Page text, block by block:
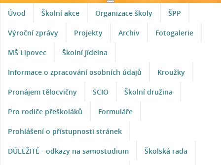
Úvod Školní akce Organizace školy ŠPP
Výroční zprávy Projekty Archiv Fotogalerie
MŠ Lipovec Školní jídelna
Informace o zpracování osobních údajů Kroužky
Pronájem tělocvičny SCIO Školní družina
Pro rodiče přeškoláků Formuláře
Prohlášení o přístupnosti stránek
DŮLEŽITÉ - odkazy na samostudium Školská rada